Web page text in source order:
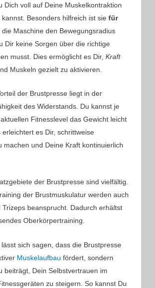
Dich voll auf Deine Muskelkontraktion
Besonders hilfreich ist sie für
die Maschine den Bewegungsradius
Dir keine Sorgen über die richtige
musst. Dies ermöglicht es Dir, Kraft
Muskeln gezielt zu aktivieren.
der Brustpresse liegt in der
des Widerstands. Du kannst je
Fitnesslevel das Gewicht leicht
es Dir, schrittweise
machen und Deine Kraft kontinuierlich
der Brustpresse sind vielfältig.
der Brustmuskulatur werden auch
Trizeps beansprucht. Dadurch erhältst
Oberkörpertraining.
sich sagen, dass die Brustpresse
Muskelaufbau fördert, sondern
beiträgt, Dein Selbstvertrauen im
zu steigern. So kannst Du